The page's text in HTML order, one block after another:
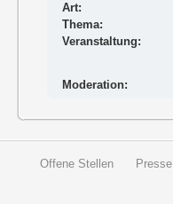
Art:
Thema:
Veranstaltung:
Moderation:
Offene Stellen Presse